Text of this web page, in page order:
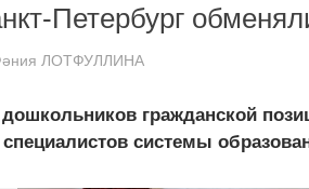
Петербург
ЛОТФУЛЛИНА
гражданской
системы